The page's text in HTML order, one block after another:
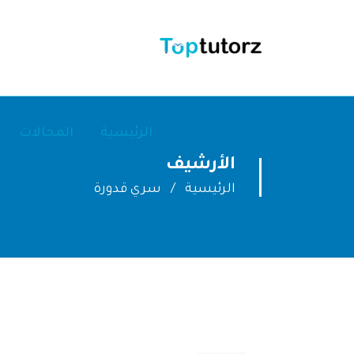
الرئيسية المجالات
الأرشيف
الرئيسية سري قدورة